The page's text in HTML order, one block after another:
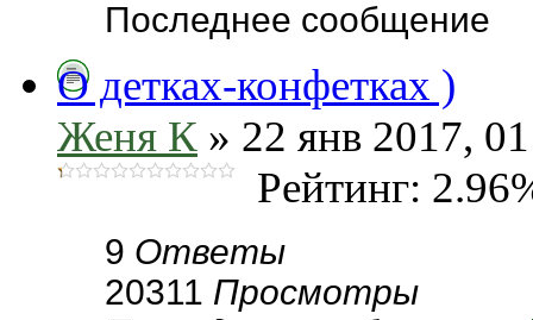
Последнее сообщение
О детках-конфетках )
Женя К » 22 янв 2017,
Рейтинг:
9 Ответы
20311 Просмотры